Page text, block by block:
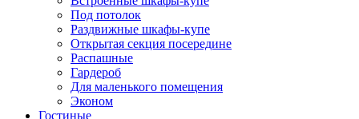
Под потолок
Раздвижные шкафы-купе
Открытая секция посередине
Распашные
Гардероб
Для маленького помещения
Эконом
Гостиные